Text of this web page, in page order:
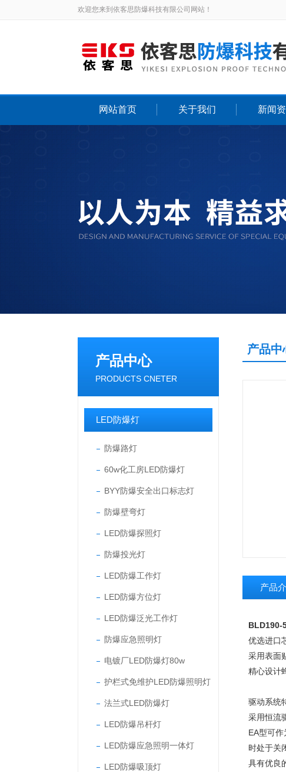
欢迎您来到依客思防爆科技有限公司网站！
网站首页 关于我们 新闻
产品中心
PRODUCTS CNETER
LED防爆灯
防爆路灯
60w化工房LED防爆灯
BYY防爆安全出口标志灯
防爆壁弯灯
LED防爆探照灯
防爆投光灯
LED防爆工作灯
LED防爆方位灯
LED防爆泛光工作灯
防爆应急照明灯
电镀厂LED防爆灯80w
护栏式免维护LED防爆照明灯
法兰式LED防爆灯
LED防爆吊杆灯
LED防爆应急照明一体灯
LED防爆吸顶灯
产品中
产品
BLD190-
优选进口
采用表面
精心设计
驱动系统
采用恒流
EA型可
时处于关
具有优良